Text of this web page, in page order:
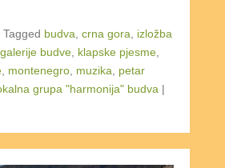
Tagged budva crna gora
izložba
budve klapske pjesme
montenegro muzika
petar
grupa "harmonija" budva |